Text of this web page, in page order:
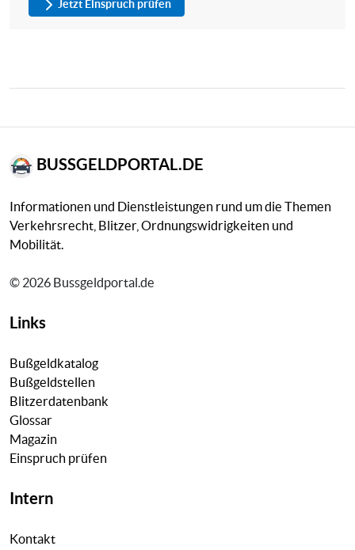
Jetzt Einspruch prüfen
BUSSGELDPORTAL.DE
Informationen und Dienstleistungen rund um die Themen
Verkehrsrecht, Blitzer, Ordnungswidrigkeiten und
Mobilität.
© 2026 Bussgeldportal.de
Links
Bußgeldkatalog
Bußgeldstellen
Blitzerdatenbank
Glossar
Magazin
Einspruch prüfen
Intern
Kontakt